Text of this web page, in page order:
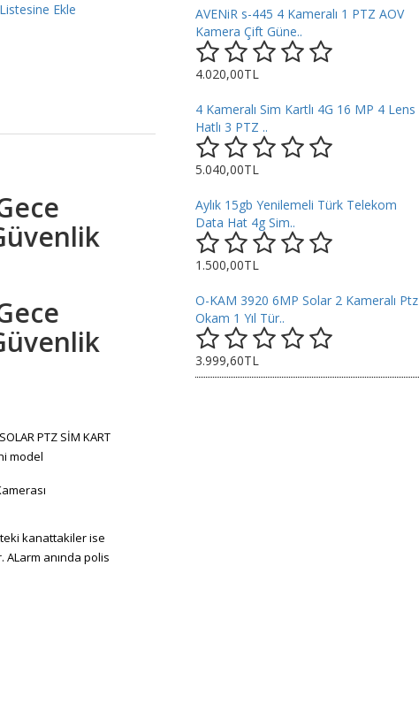
Ekle
PTZ SİM KART
model
kanattakiler ise
anında polis
AVENiR s-445 4 Kameralı 1 PTZ AOV
Kamera Çift Güne..
4.020,00TL
4 Kameralı Sim Kartlı 4G 16 MP 4 Lens
Hatlı 3 PTZ ..
5.040,00TL
Aylık 15gb Yenilemeli Türk Telekom
Data Hat 4g Sim..
1.500,00TL
O-KAM 3920 6MP Solar 2 Kameralı Ptz
Okam 1 Yıl Tür..
3.999,60TL